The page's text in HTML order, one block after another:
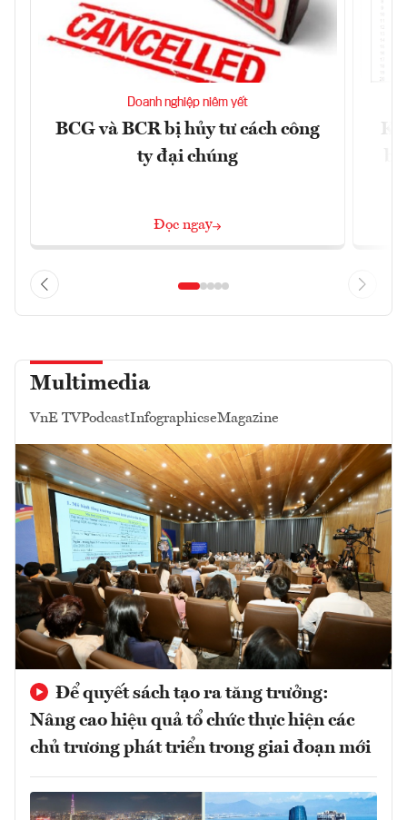
Doanh nghiệp niêm yết
BCG và BCR bị hủy tư cách công
ty đại chúng
Đọc ngay
Multimedia
VnE TVPodcastInfographicseMagazine
Để quyết sách tạo ra tăng trưởng:
Nâng cao hiệu quả tổ chức thực hiện các
chủ trương phát triển trong giai đoạn mới